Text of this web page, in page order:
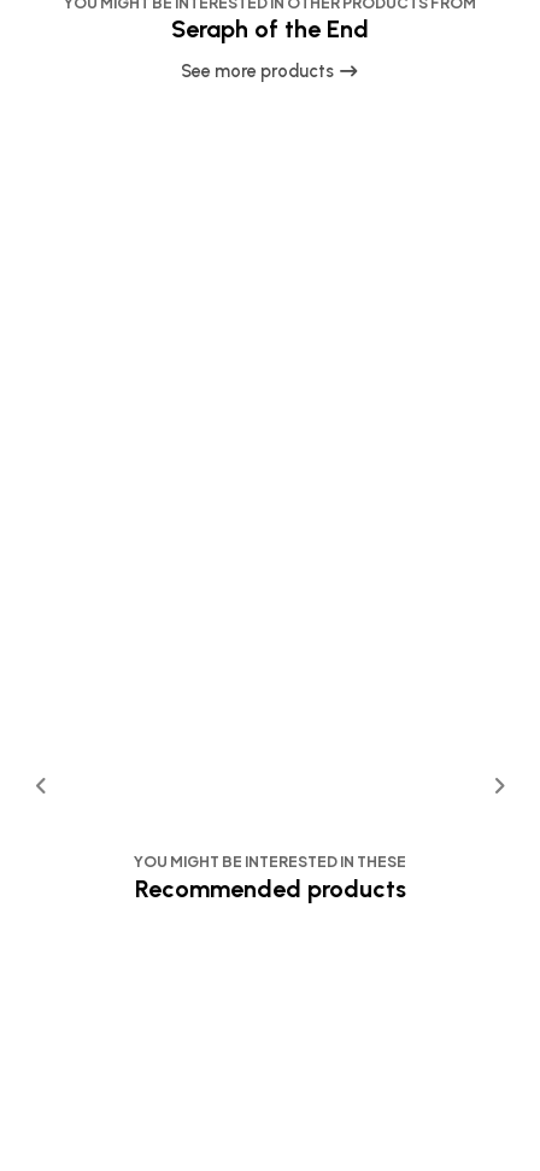
Seraph of the End
See more products
YOU MIGHT BE INTERESTED IN THESE
Recommended products